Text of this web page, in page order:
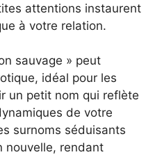
attentions instaurent
à votre relation.
sauvage » peut
idéal pour les
un petit nom qui reflète
de votre
surnoms séduisants
nouvelle, rendant